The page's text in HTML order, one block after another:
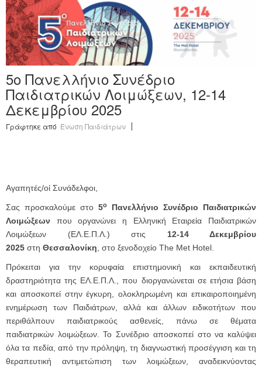
5o Πανελλήνιο Συνέδριο
Παιδιατρικών Λοιμώξεων, 12-14
Δεκεμβρίου 2025
Γράφτηκε από Ένωση Παιδιάτρων
Αγαπητές/οί Συνάδελφοι,
Σας προσκαλούμε στο 5ο
Πανελλήνιο Συνέδριο Παιδιατρικών
Λοιμώξεων που οργανώνει η Ελληνική Εταιρεία Παιδιατρικών
Λοιμώξεων (ΕΛ.Ε.Π.Λ.) στις 12-14 Δεκεμβρίου
2025 στη Θεσσαλονίκη, στο ξενοδοχείο The Met Hotel.
Πρόκειται για την κορυφαία επιστημονική και εκπαιδευτική
δραστηριότητα της ΕΛ.Ε.Π.Λ., που διοργανώνεται σε ετήσια βάση
και αποσκοπεί στην έγκυρη, ολοκληρωμένη και επικαιροποιημένη
ενημέρωση των Παιδιάτρων, αλλά και άλλων ειδικοτήτων που
περιθάλπουν παιδιατρικούς ασθενείς, πάνω σε θέματα
παιδιατρικών λοιμώξεων. Το Συνέδριο αποσκοπεί στο να καλύψει
όλα τα πεδία, από την πρόληψη, τη διαγνωστική προσέγγιση και τη
θεραπευτική αντιμετώπιση των λοιμώξεων, αναδεικνύοντας
Ανακοινώσεις
Εργαλεία για Παιδιάτρους
Χρήσιμα Links
Επεξεργασία Προφίλ